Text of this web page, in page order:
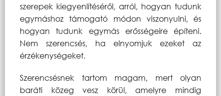
szerepek kiegyenlítéséről, arról, hogyan tudunk
egymáshoz támogató módon viszonyulni, és
hogyan tudunk egymás erősségeire építeni.
Nem szerencsés, ha elnyomjuk ezeket az
érzékenységeket.
Szerencsésnek tartom magam, mert olyan
baráti közeg vesz körül, amelyre mindig